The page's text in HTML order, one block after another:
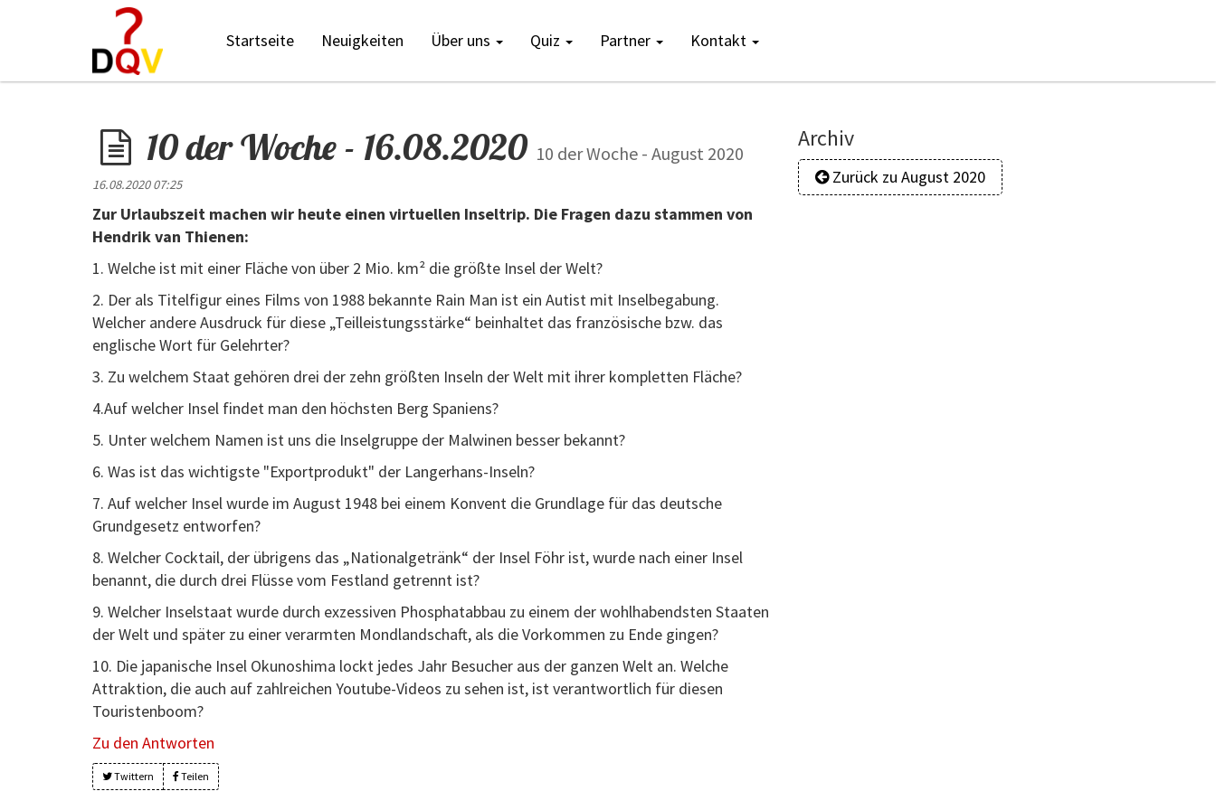
Startseite Neuigkeiten Über uns Quiz Partner Kontakt
10 der Woche - 16.08.2020 10 der Woche - August 2020
16.08.2020 07:25
Zur Urlaubszeit machen wir heute einen virtuellen Inseltrip. Die Fragen dazu stammen von
Hendrik van Thienen:
1. Welche ist mit einer Fläche von über 2 Mio. km² die größte Insel der Welt?
2. Der als Titelfigur eines Films von 1988 bekannte Rain Man ist ein Autist mit Inselbegabung.
Welcher andere Ausdruck für diese „Teilleistungsstärke“ beinhaltet das französische bzw. das
englische Wort für Gelehrter?
3. Zu welchem Staat gehören drei der zehn größten Inseln der Welt mit ihrer kompletten Fläche?
4.Auf welcher Insel findet man den höchsten Berg Spaniens?
5. Unter welchem Namen ist uns die Inselgruppe der Malwinen besser bekannt?
6. Was ist das wichtigste "Exportprodukt" der Langerhans-Inseln?
7. Auf welcher Insel wurde im August 1948 bei einem Konvent die Grundlage für das deutsche
Grundgesetz entworfen?
8. Welcher Cocktail, der übrigens das „Nationalgetränk“ der Insel Föhr ist, wurde nach einer Insel
benannt, die durch drei Flüsse vom Festland getrennt ist?
9. Welcher Inselstaat wurde durch exzessiven Phosphatabbau zu einem der wohlhabendsten Staaten
der Welt und später zu einer verarmten Mondlandschaft, als die Vorkommen zu Ende gingen?
10. Die japanische Insel Okunoshima lockt jedes Jahr Besucher aus der ganzen Welt an. Welche
Attraktion, die auch auf zahlreichen Youtube-Videos zu sehen ist, ist verantwortlich für diesen
Touristenboom?
Zu den Antworten
Twittern Teilen
Archiv
Zurück zu August 2020